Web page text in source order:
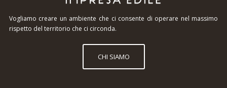
Vogliamo creare un ambiente che ci consente di operare nel massimo
rispetto del territorio che ci circonda.
CHI SIAMO